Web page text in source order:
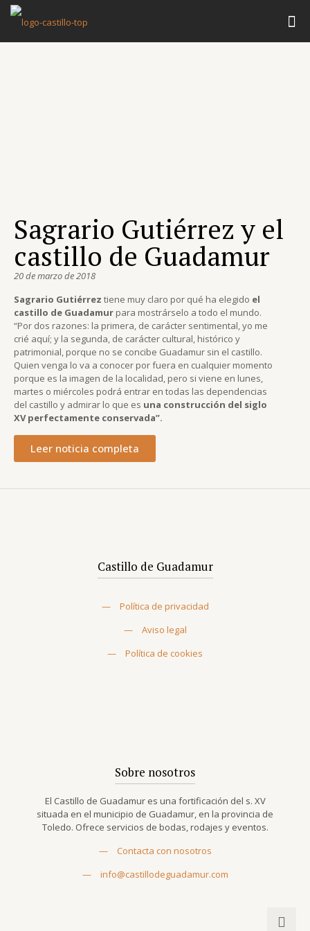
Sagrario Gutiérrez y el
castillo de Guadamur
20 de marzo de 2018
Sagrario Gutiérrez tiene muy claro por qué ha elegido el
castillo de Guadamur para mostrárselo a todo el mundo.
“Por dos razones: la primera, de carácter sentimental, yo me
crié aquí; y la segunda, de carácter cultural, histórico y
patrimonial, porque no se concibe Guadamur sin el castillo.
Quien venga lo va a conocer por fuera en cualquier momento
porque es la imagen de la localidad, pero si viene en lunes,
martes o miércoles podrá entrar en todas las dependencias
del castillo y admirar lo que es una construcción del siglo
XV perfectamente conservada”.
Leer noticia completa
Castillo de Guadamur
—
Política de privacidad
—
Aviso legal
—
Política de cookies
Sobre nosotros
El Castillo de Guadamur es una fortificación del s. XV
situada en el municipio de Guadamur, en la provincia de
Toledo. Ofrece servicios de bodas, rodajes y eventos.
—
Contacta con nosotros
—
info@castillodeguadamur.com